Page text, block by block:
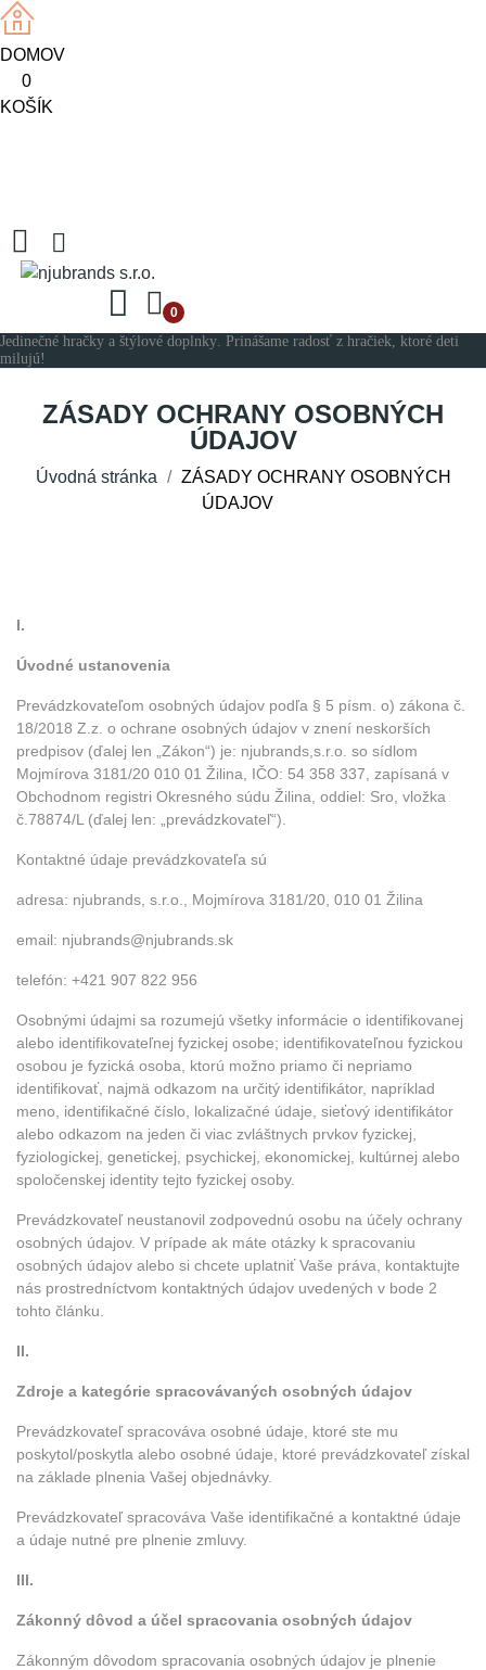
DOMOV
0
KOŠÍK
0
Jedinečné hračky a štýlové doplnky. Prinášame radosť z hračiek, ktoré deti
milujú!
ZÁSADY OCHRANY OSOBNÝCH
ÚDAJOV
Úvodná stránka
ZÁSADY OCHRANY OSOBNÝCH
ÚDAJOV
I.
Úvodné ustanovenia
Prevádzkovateľom osobných údajov podľa § 5 písm. o) zákona č.
18/2018 Z.z. o ochrane osobných údajov v znení neskorších
predpisov (ďalej len „Zákon“) je: njubrands,s.r.o. so sídlom
Mojmírova 3181/20 010 01 Žilina, IČO: 54 358 337, zapísaná v
Obchodnom registri Okresného súdu Žilina, oddiel: Sro, vložka
č.78874/L (ďalej len: „prevádzkovateľ“).
Kontaktné údaje prevádzkovateľa sú
adresa: njubrands, s.r.o., Mojmírova 3181/20, 010 01 Žilina
email: njubrands@njubrands.sk
telefón: +421 907 822 956
Osobnými údajmi sa rozumejú všetky informácie o identifikovanej
alebo identifikovateľnej fyzickej osobe; identifikovateľnou fyzickou
osobou je fyzická osoba, ktorú možno priamo či nepriamo
identifikovať, najmä odkazom na určitý identifikátor, napríklad
meno, identifikačné číslo, lokalizačné údaje, sieťový identifikátor
alebo odkazom na jeden či viac zvláštnych prvkov fyzickej,
fyziologickej, genetickej, psychickej, ekonomickej, kultúrnej alebo
spoločenskej identity tejto fyzickej osoby.
Prevádzkovateľ neustanovil zodpovednú osobu na účely ochrany
osobných údajov. V prípade ak máte otázky k spracovaniu
osobných údajov alebo si chcete uplatniť Vaše práva, kontaktujte
nás prostredníctvom kontaktných údajov uvedených v bode 2
tohto článku.
II.
Zdroje a kategórie spracovávaných osobných údajov
Prevádzkovateľ spracováva osobné údaje, ktoré ste mu
poskytol/poskytla alebo osobné údaje, ktoré prevádzkovateľ získal
na základe plnenia Vašej objednávky.
Prevádzkovateľ spracováva Vaše identifikačné a kontaktné údaje
a údaje nutné pre plnenie zmluvy.
III.
Zákonný dôvod a účel spracovania osobných údajov
Zákonným dôvodom spracovania osobných údajov je plnenie